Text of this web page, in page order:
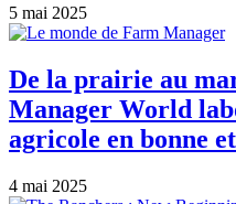
5 mai 2025
De la prairie au
Manager World
agricole en bonne
4 mai 2025